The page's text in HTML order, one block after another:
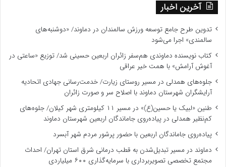
آخرین اخبار
تدوین طرح جامع توسعه ورزش سالمندان در دماوند/ «دوشنبه‌های
سالمندی» اجرا می‌شود
کتاب نویسنده دماوندی هم‌سفر زائران اربعین حسینی شد/ توزیع «ساعتی در
آغوش آرامش» با همت خیر عراقی
جلوه‌های همدلی در مسیر روستای زیارت/ خدمت‌رسانی جهادی اتحادیه
آرایشگران شهرستان دماوند با اصلاح سر و صورت زائران
طنین «لبیک یا حسین(ع)» در مسیر ۱۱ کیلومتری شهر کیلان/ جلوه‌های
کم‌نظیر همدلی در پیاده‌روی جاماندگان اربعین شهرستان دماوند
پیاده‌روی جاماندگان اربعین با حضور پرشور مردم شهر آبسرد
دماوند در مسیر تبدیل‌شدن به قطب درمانی شرق استان تهران/ احداث
مجتمع تخصصی تصویربرداری با سرمایه‌گذاری ۶۰۰ میلیاردی